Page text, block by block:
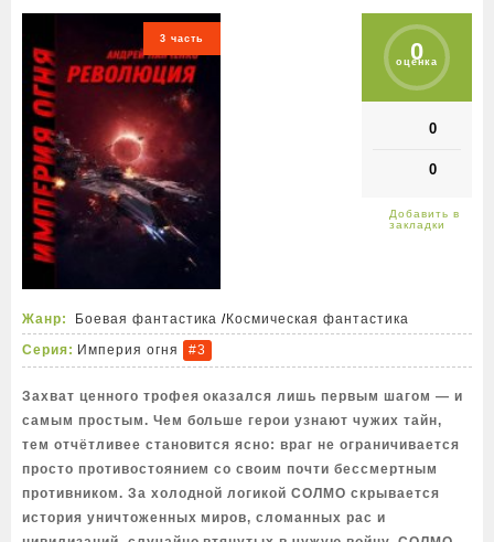
3 часть 0
оценка
0
0
Жанр: Боевая фантастика /Космическая фантастика
Серия: Империя огня #3
Захват ценного трофея оказался лишь первым шагом — и
самым простым. Чем больше герои узнают чужих тайн,
тем отчётливее становится ясно: враг не ограничивается
просто противостоянием со своим почти бессмертным
противником. За холодной логикой СОЛМО скрывается
история уничтоженных миров, сломанных рас и